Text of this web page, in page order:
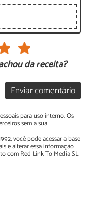
da receita?
Enviar comentário
para uso interno. Os
sem a sua
você pode acessar a base
e alterar essa informação
com Red Link To Media SL